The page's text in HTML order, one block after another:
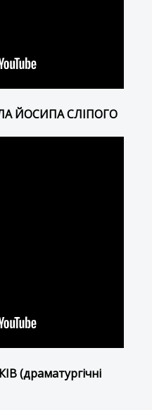
ЙОСИПА СЛІПОГО
(драматургічні